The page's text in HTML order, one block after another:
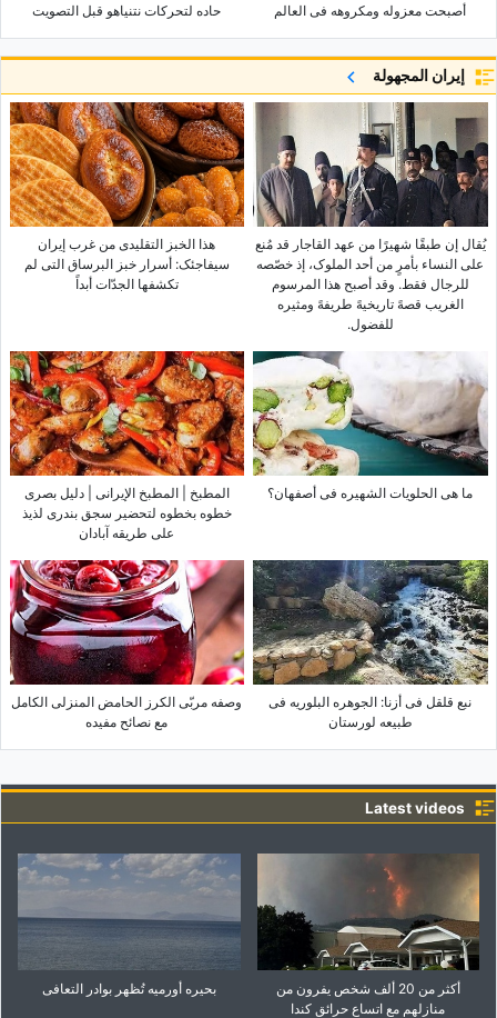
أصبحت معزوله ومکروهه فی العالم
حاده لتحرکات نتنیاهو قبل التصویت
إيران المجهولة
یُقال إن طبقًا شهیرًا من عهد القاجار قد مُنع
على النساء بأمرٍ من أحد الملوک، إذ خصّصه
للرجال فقط. وقد أصبح هذا المرسوم
الغریب قصهً تاریخیهً طریفهً ومثیره
للفضول.
هذا الخبز التقلیدی من غرب إیران
سیفاجئک: أسرار خبز البرساق التی لم
تکشفها الجدّات أبداً
ما هی الحلویات الشهیره فی أصفهان؟
المطبخ | المطبخ الإیرانی | دلیل بصری
خطوه بخطوه لتحضیر سجق بندری لذیذ
على طریقه آبادان
نبع قلقل فی أزنا: الجوهره البلوریه فی
طبیعه لورستان
وصفه مربّى الکرز الحامض المنزلی الکامل
مع نصائح مفیده
Latest videos
أکثر من 20 ألف شخص یفرون من
منازلهم مع اتساع حرائق کندا
بحیره أورمیه تُظهر بوادر التعافی